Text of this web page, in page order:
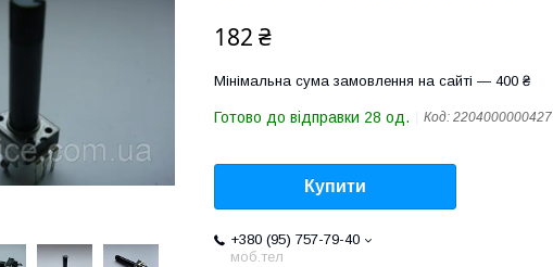
182 ₴
Мінімальна сума замовлення на сайті — 400 ₴
Готово до відправки 28 од. Код: 2204000000427
Купити
+380 (95) 757-79-40
моб.тел